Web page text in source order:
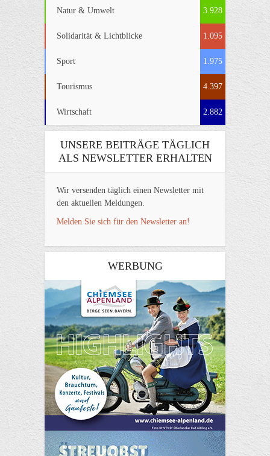
Natur & Umwelt 3.928
Solidarität & Lichtblicke 1.095
Sport 1.975
Tourismus 4.397
Wirtschaft 2.882
UNSERE BEITRÄGE TÄGLICH
ALS NEWSLETTER ERHALTEN
Wir versenden täglich einen Newsletter mit
den aktuellen Meldungen.
Melden Sie sich für den Newsletter an!
WERBUNG